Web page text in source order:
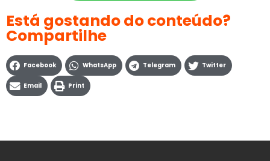
Está gostando do conteúdo?
Compartilhe
Facebook WhatsApp Telegram Twitter
Email Print